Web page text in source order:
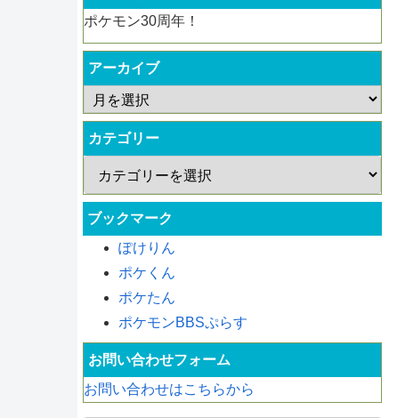
ポケモン30周年！
アーカイブ
カテゴリー
ブックマーク
ぽけりん
ポケくん
ポケたん
ポケモンBBSぷらす
お問い合わせフォーム
お問い合わせはこちらから